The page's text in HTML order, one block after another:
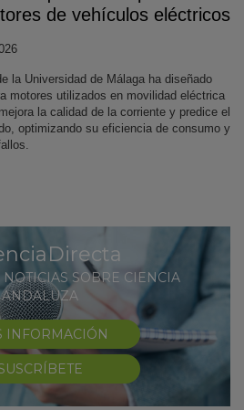
de vehículos eléctricos
la Universidad de Málaga ha diseñado
motores utilizados en movilidad eléctrica
la calidad de la corriente y predice el
optimizando su eficiencia de consumo y
SOBRE CIENCIA
ANDALUZA
INFORMACIÓN